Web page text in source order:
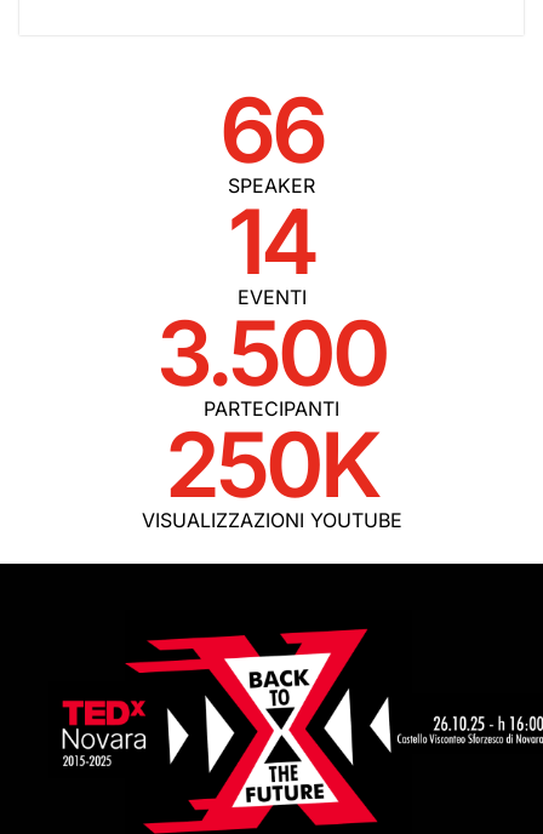
SPEAKER
66
EVENTI
14
PARTECIPANTI
3.500
VISUALIZZAZIONI YOUTUBE
250K